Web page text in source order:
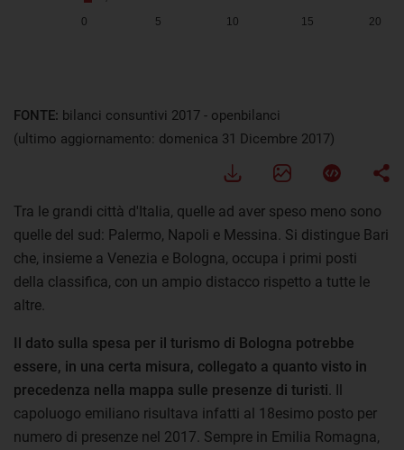
FONTE: bilanci consuntivi 2017 - openbilanci
(ultimo aggiornamento: domenica 31 Dicembre 2017)
Tra le grandi città d'Italia, quelle ad aver speso meno sono
quelle del sud: Palermo, Napoli e Messina. Si distingue Bari
che, insieme a Venezia e Bologna, occupa i primi posti
della classifica, con un ampio distacco rispetto a tutte le
altre.
Il dato sulla spesa per il turismo di Bologna potrebbe
essere, in una certa misura, collegato a quanto visto in
precedenza nella mappa sulle presenze di turisti. Il
capoluogo emiliano risultava infatti al 18esimo posto per
numero di presenze nel 2017. Sempre in Emilia Romagna,